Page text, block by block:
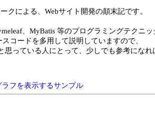
クによる、Webサイト開発の顛末記です。
、MyBatis 等のプログラミングテクニッ
コードを多用して説明していますので、
思っている人にとって、少しでも参考になれ
フを表示するサンプル